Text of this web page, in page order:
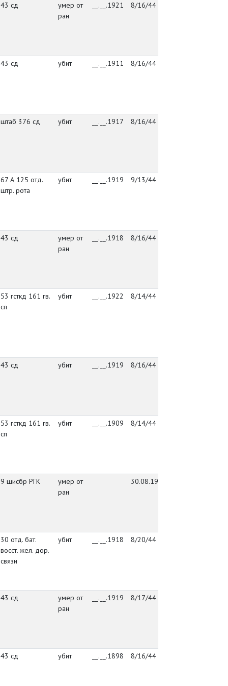
43 сд
умер от
ран
__.__.1921 8/16/44
43 сд убит __.__.1911 8/16/44
штаб 376 сд убит __.__.1917 8/16/44
67 А 125 отд.
штр. рота
убит __.__.1919 9/13/44
43 сд
умер от
ран
__.__.1918 8/16/44
53 гсткд 161 гв.
сп
убит __.__.1922 8/14/44
43 сд убит __.__.1919 8/16/44
53 гсткд 161 гв.
сп
убит __.__.1909 8/14/44
9 шисбр РГК
умер от
ран
30.08.1944
30 отд. бат.
восст. жел. дор.
связи
убит __.__.1918 8/20/44
43 сд
умер от
ран
__.__.1919 8/17/44
43 сд убит __.__.1898 8/16/44